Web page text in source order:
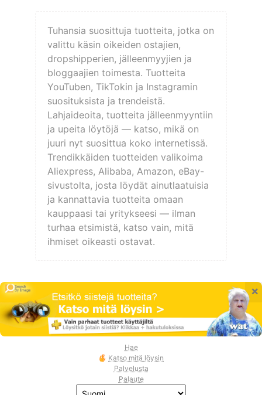
Tuhansia suosittuja tuotteita, jotka on
valittu käsin oikeiden ostajien,
dropshipperien, jälleenmyyjien ja
bloggaajien toimesta. Tuotteita
YouTuben, TikTokin ja Instagramin
suosituksista ja trendeistä.
Lahjaideoita, tuotteita jälleenmyyntiin
ja upeita löytöjä — katso, mikä on
juuri nyt suosittua koko internetissä.
Trendikkäiden tuotteiden valikoima
Aliexpress, Alibaba, Amazon, eBay-
sivustolta, josta löydät ainutlaatuisia
ja kannattavia tuotteita omaan
kauppaasi tai yritykseesi — ilman
turhaa etsimistä, katso vain, mitä
ihmiset oikeasti ostavat.
×
Hae
Katso mitä löysin
Palvelusta
Palaute